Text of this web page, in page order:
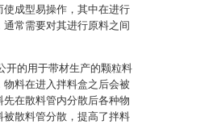
成型易操作，其中在进行
常需要对其进行原料之间
开的用于带材生产的颗粒料
料在进入拌料盒之后会被
在散料管内分散后各种物
散料管分散，提高了拌料